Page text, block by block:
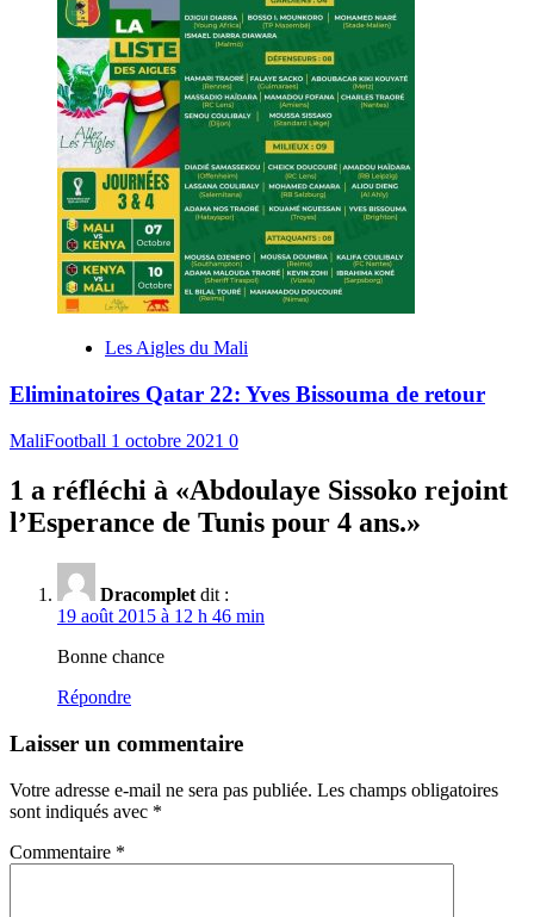
Les Aigles du Mali
Eliminatoires Qatar 22: Yves Bissouma de retour
MaliFootball 1 octobre 2021 0
1 a réfléchi à «Abdoulaye Sissoko rejoint
l’Esperance de Tunis pour 4 ans.»
Dracomplet dit :
19 août 2015 à 12 h 46 min
Bonne chance
Répondre
Laisser un commentaire
Votre adresse e-mail ne sera pas publiée. Les champs obligatoires
sont indiqués avec *
Commentaire *